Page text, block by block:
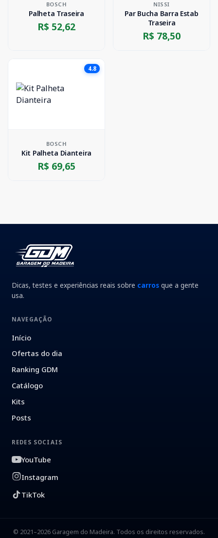
BOSCH
Palheta Traseira
R$ 52,62
NISSI
Par Bucha Barra Estab
Traseira
R$ 78,50
4.8
BOSCH
Kit Palheta Dianteira
R$ 69,65
Dicas, testes e experiências reais sobre carros que a gente
usa.
NAVEGAÇÃO
Início
Ofertas do dia
Ranking GDM
Catálogo
Kits
Posts
REDES SOCIAIS
YouTube
Instagram
TikTok
© 2021–2026 Garagem do Madeira. Todos os direitos reservados.